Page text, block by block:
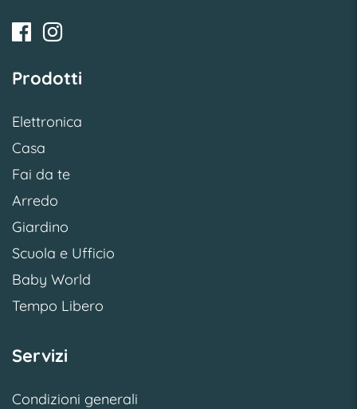
Prodotti
Elettronica
Casa
Fai da te
Arredo
Giardino
Scuola e Ufficio
Baby World
Tempo Libero
Servizi
Condizioni generali